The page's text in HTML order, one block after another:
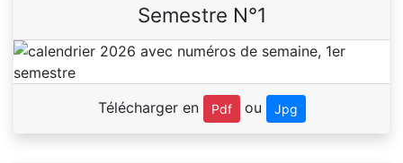
Semestre N°1
Télécharger en Pdf ou Jpg